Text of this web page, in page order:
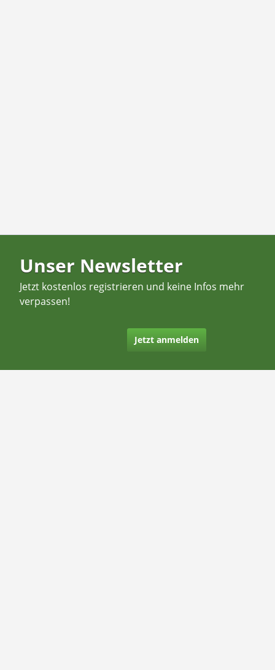
Unser Newsletter
Jetzt kostenlos registrieren und keine Infos mehr
verpassen!
Jetzt anmelden